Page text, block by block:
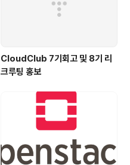
CloudClub 7기회고 및 8기 리
크루팅 홍보